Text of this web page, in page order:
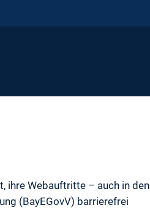
ihre Webauftritte – auch in den
(BayEGovV) barrierefrei